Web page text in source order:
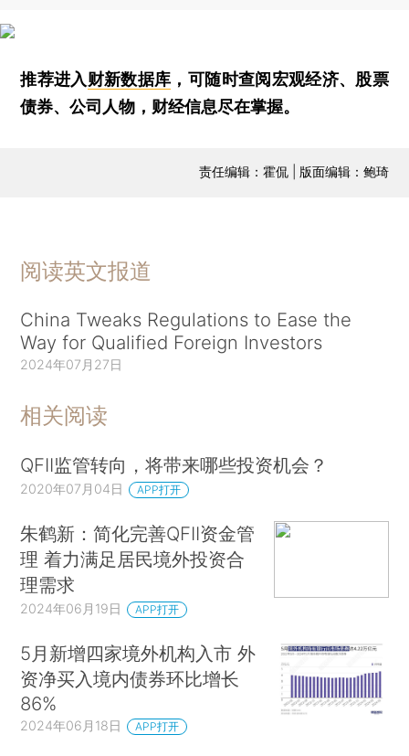
推荐进入财新数据库 ，可随时查阅宏观经济、股票
债券、公司人物，财经信息尽在掌握。
责任编辑：霍侃 | 版面编辑：鲍琦
阅读英文报道
China Tweaks Regulations to Ease the
Way for Qualified Foreign Investors
2024年07月27日
相关阅读
QFII监管转向，将带来哪些投资机会？
2020年07月04日 APP打开
朱鹤新：简化完善QFII资金管
理 着力满足居民境外投资合
理需求
2024年06月19日 APP打开
5月新增四家境外机构入市 外
资净买入境内债券环比增长
86%
2024年06月18日 APP打开